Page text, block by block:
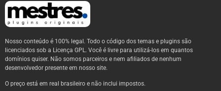
Nosso conteúdo é 100% legal. Todo o código dos temas e plugins são
licenciados sob a Licença GPL. Você é livre para utilizá-los em quantos
domínios quiser. Não somos parceiros e nem afiliados de nenhum
desenvolvedor presente em nosso site.
O preço está em real brasileiro e não inclui impostos.